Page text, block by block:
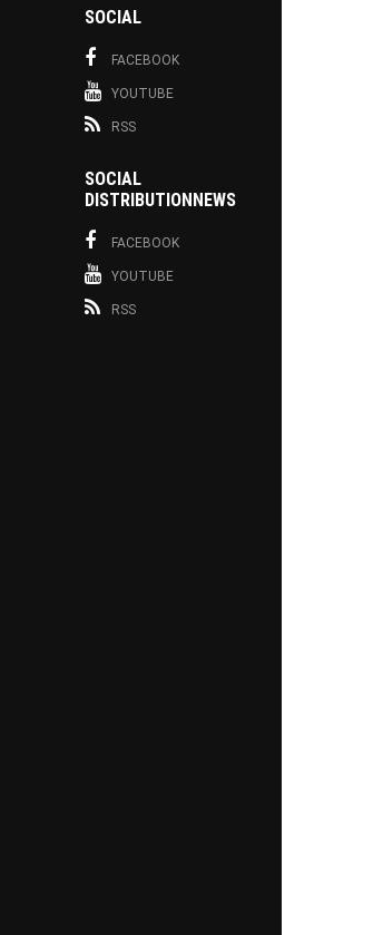
SOCIAL
FACEBOOK
YOUTUBE
RSS
SOCIAL
DISTRIBUTIONNEWS
FACEBOOK
YOUTUBE
RSS